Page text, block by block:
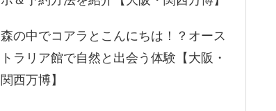
森の中でコアラとこんにちは！？オース
トラリア館で自然と出会う体験【大阪・
関西万博】